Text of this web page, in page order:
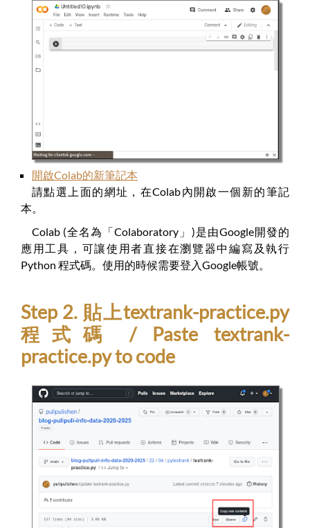
開啟Colab的新筆記本
請點選上面的網址，在Colab內開啟一個新的筆記
本。
Colab (全名為「Colaboratory」)是由Google開發的
應用工具，可讓使用者直接在瀏覽器中編寫及執行
Python 程式碼。使用的時候需要登入Google帳號。
Step 2. 貼上textrank-practice.py
程式碼 / Paste textrank-
practice.py to code